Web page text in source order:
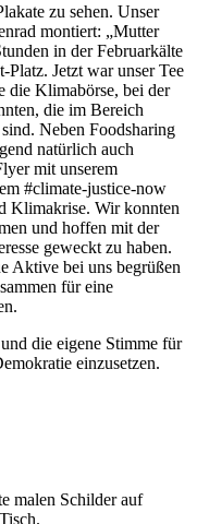
zu sehen. Unser
montiert: „Mutter
in der Februarkälte
Jetzt war unser Tee
die Klimabörse, bei der
die im Bereich
Neben Foodsharing
natürlich auch
mit unserem
#climate-justice-now
Klimakrise. Wir konnten
und hoffen mit der
geweckt zu haben.
Aktive bei uns begrüßen
für eine
die eigene Stimme für
einzusetzen.